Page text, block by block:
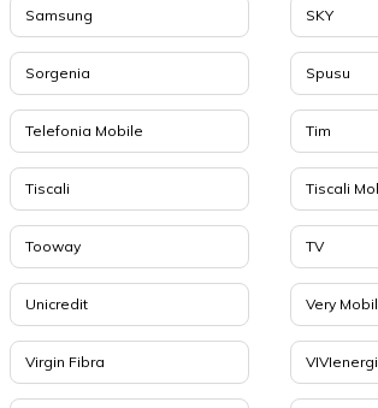
Samsung SKY
Sorgenia Spusu
Telefonia Mobile Tim
Tiscali Tiscali
Tooway TV
Unicredit Very
Virgin Fibra